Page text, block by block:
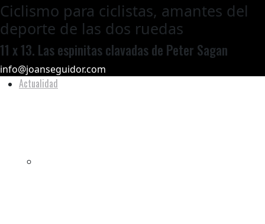
Ciclismo para ciclistas, amantes del
deporte de las dos ruedas
11 x 13. Las espinitas clavadas de Peter Sagan
info@joanseguidor.com
Actualidad